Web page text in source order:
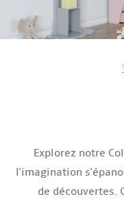
Explorez notre
l'imagination
de découvertes.